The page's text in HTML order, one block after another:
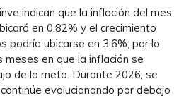
indican que la inflación del mes
en 0,82% y el crecimiento
podría ubicarse en 3.6%, por lo
meses en que la inflación se
de la meta. Durante 2026, se
evolucionando por debajo